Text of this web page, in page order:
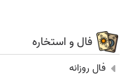
فال و استخاره
فال روزانه